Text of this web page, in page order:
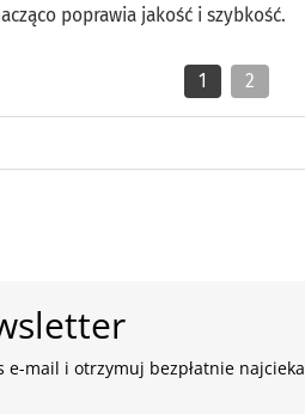
poprawia jakość i szybkość.
1 2
e-mail i otrzymuj bezpłatnie